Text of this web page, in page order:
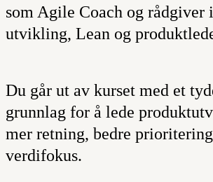
som Agile Coach og rådgiver
utvikling, Lean og
Du går ut av kurset med et
grunnlag for å lede
mer retning, bedre
verdifokus.